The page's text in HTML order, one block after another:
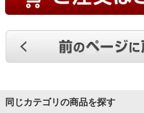
同じカテゴリの商品を探す